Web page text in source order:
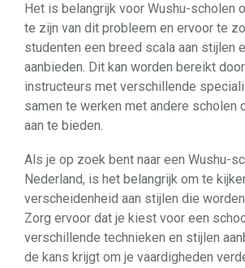
Het is belangrijk voor Wushu-scholen
te zijn van dit probleem en ervoor te
studenten een breed scala aan stijlen
aanbieden. Dit kan worden bereikt
instructeurs met verschillende
samen te werken met andere scholen
aan te bieden.
Als je op zoek bent naar een Wushu-
Nederland, is het belangrijk om te
verscheidenheid aan stijlen die
Zorg ervoor dat je kiest voor een
verschillende technieken en stijlen
de kans krijgt om je vaardigheden